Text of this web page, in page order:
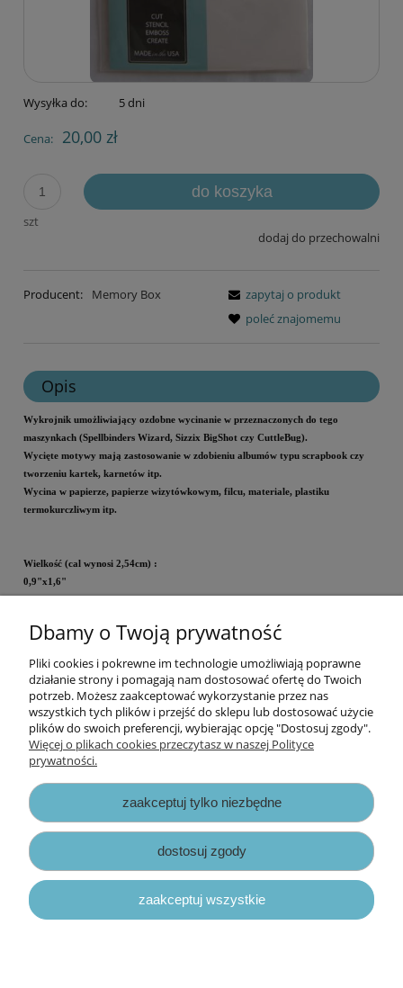
Wysyłka do: 5 dni
Cena: 20,00 zł
szt
do koszyka
dodaj do przechowalni
Producent: Memory Box
zapytaj o produkt
poleć znajomemu
Opis
Wykrojnik umożliwiający ozdobne wycinanie w przeznaczonych do tego
maszynkach (Spellbinders Wizard, Sizzix BigShot czy CuttleBug).
Wycięte motywy mają zastosowanie w zdobieniu albumów typu scrapbook czy
tworzeniu kartek, karnetów itp.
Wycina w papierze, papierze wizytówkowym, filcu, materiale, plastiku
termokurczliwym itp.
Wielkość (cal wynosi 2,54cm) :
0,9"x1,6"
Cena za opakowanie
Informacje
Opłaty i koszty dostawy
Zapisy prawne
Dbamy o Twoją prywatność
Pliki cookies i pokrewne im technologie umożliwiają poprawne
działanie strony i pomagają nam dostosować ofertę do Twoich
potrzeb. Możesz zaakceptować wykorzystanie przez nas
wszystkich tych plików i przejść do sklepu lub dostosować użycie
plików do swoich preferencji, wybierając opcję "Dostosuj zgody".
Więcej o plikach cookies przeczytasz w naszej Polityce
prywatności.
zaakceptuj tylko niezbędne
dostosuj zgody
zaakceptuj wszystkie